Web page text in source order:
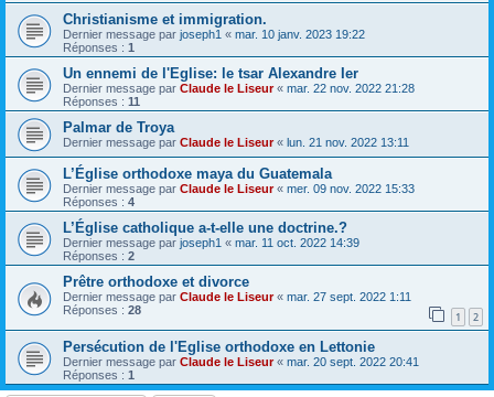
Christianisme et immigration.
Dernier message par joseph1 « mar. 10 janv. 2023 19:22
Réponses : 1
Un ennemi de l'Eglise: le tsar Alexandre Ier
Dernier message par Claude le Liseur« mar. 22 nov. 2022 21:28
Réponses : 11
Palmar de Troya
Dernier message par Claude le Liseur« lun. 21 nov. 2022 13:11
L’Église orthodoxe maya du Guatemala
Dernier message par Claude le Liseur« mer. 09 nov. 2022 15:33
Réponses : 4
L’Église catholique a-t-elle une doctrine.?
Dernier message par joseph1 « mar. 11 oct. 2022 14:39
Réponses : 2
Prêtre orthodoxe et divorce
Dernier message par Claude le Liseur« mar. 27 sept. 2022 1:11
Réponses : 28 1 2
Persécution de l'Eglise orthodoxe en Lettonie
Dernier message par Claude le Liseur« mar. 20 sept. 2022 20:41
Réponses : 1